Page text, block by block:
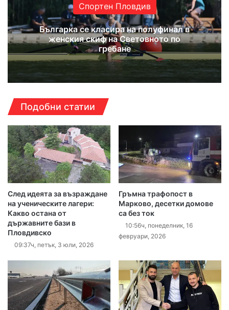
Спортен Пловдив
Българка се класира на полуфинал в
женския скиф на Световното по
гребане
Подобни статии
След идеята за възраждане
на ученическите лагери:
Какво остана от
държавните бази в
Пловдивско
09:37ч, петък, 3 юли, 2026
Гръмна трафопост в
Марково, десетки домове
са без ток
10:56ч, понеделник, 16
февруари, 2026